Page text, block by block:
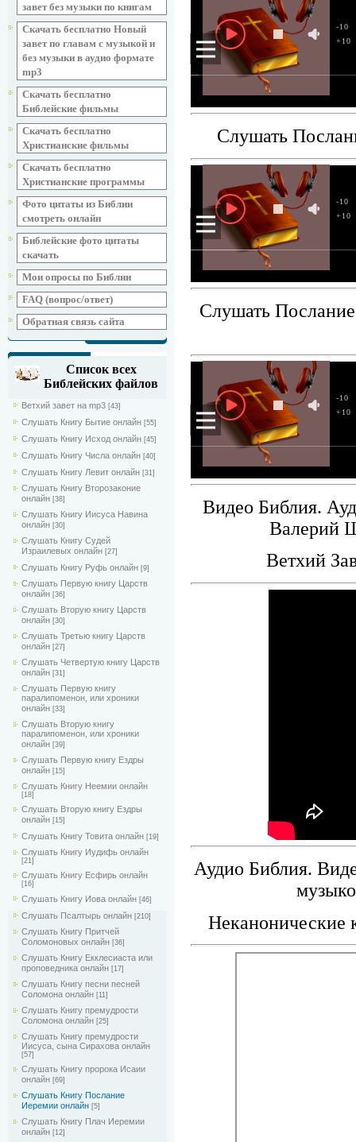
завет без музыки по книгам
Скачать бесплатно Новый
завет по главам с музыкой и
без музыки в аудио формате
mp3
Скачать бесплатно
Библейские фильмы
Скачать бесплатно
Христианские фильмы
Скачать бесплатно
Христианские программы
Фото цитаты из Библии
смотреть онлайн
Библейские фото цитаты
скачать
Мои опросы по Библии
FAQ (вопрос/ответ)
Обратная связь сайта
Список всех
Библейских файлов
Ветхий завет на mp3 [43]
Слушать Книгу Бытие онлайн [55]
Слушать Книгу Исход онлайн [45]
Слушать Книгу Числа онлайн [40]
Слушать Книгу Левит онлайн [31]
Слушать Книгу Второзаконие
онлайн [38]
Слушать Книгу Иисуса Навина
онлайн [30]
Слушать Книгу Судей
Израилевых онлайн [27]
Слушать Книгу Руфь онлайн [9]
Слушать Первую книгу Царств
онлайн [36]
Слушать Вторую книгу Царств
онлайн [30]
Слушать Третью книгу Царств
онлайн [27]
Слушать Четвертую книгу Царств
онлайн [31]
Слушать Первую книгу
паралипоменон, или хроники
онлайн [33]
Слушать Вторую книгу
паралипоменон, или хроники
онлайн [39]
Слушать Первую книгу Ездры
онлайн [15]
Слушать Книгу Неемии онлайн
[18]
Слушать Вторую книгу Ездры
онлайн [15]
Слушать Книгу Товита онлайн [19]
Слушать Книгу Иудифь онлайн
[21]
Слушать Книгу Есфирь онлайн
[16]
Слушать Книгу Иова онлайн [46]
Слушать Псалтырь онлайн [210]
Слушать Книгу Притчей
Соломоновых онлайн [36]
Слушать Книгу Екклесиаста или
проповедника онлайн [17]
Слушать Книгу песни песней
Соломона онлайн [11]
Слушать Книгу премудрости
Соломона онлайн [25]
Слушать Книгу премудрости
Иисуса, сына Сирахова онлайн
[57]
Слушать Книгу пророка Исаии
онлайн [69]
Слушать Книгу Послание
Иеремии онлайн [5]
Слушать Книгу Плач Иеремии
онлайн [12]
+10
-10
Слушать
+10
-10
Слушать
+10
-10
Видео Библия.
Валерий
Ветхий
Аудио Библия.
Неканонические